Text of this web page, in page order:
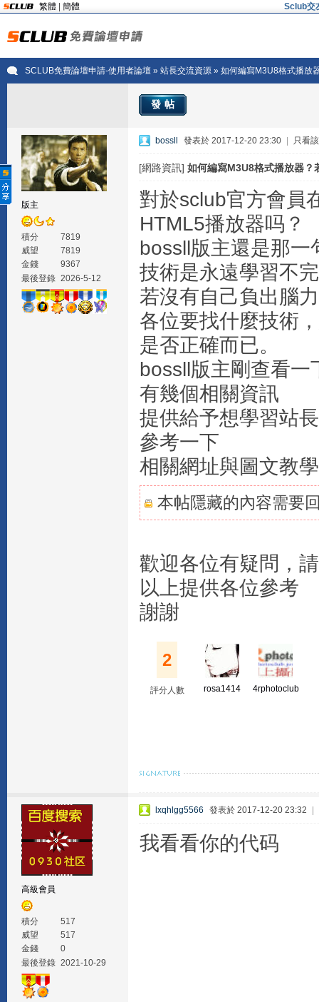
繁體 簡體 Sclub交
SCLUB免費論壇申請-使用者論壇» 站長交流資源» 如何編寫M3U8格式播放
發帖
版主
積分
7819
威望
7819
金錢
9367
最後登錄 2026-5-12
bossll 發表於 2017-12-20 23:30 只看
[網路資訊] 如何編寫M3U8格式播放器？
對於sclub官方會員
HTML5播放器吗？
bossll版主還是那一
技術是永遠學習不
若沒有自己負出腦
各位要找什麼技術
是否正確而已。
bossll版主剛查看一
有幾個相關資訊
提供給予想學習站
參考一下
相關網址與圖文教
本帖隱藏的內容需要
歡迎各位有疑問，
以上提供各位參考
謝謝
2
評分人數 rosa1414 4rphotoclub
高級會員
積分
517
威望
517
金錢
0
最後登錄 2021-10-29
lxqhlgg5566 發表於 2017-12-20 23:32
我看看你的代码